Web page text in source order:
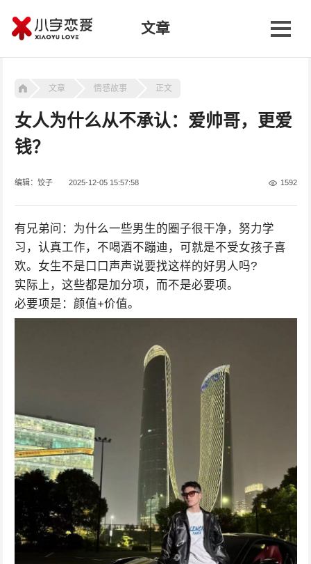
文章
文章 情感故事 正文
女人为什么从不承认：爱帅哥，更爱
钱？
编辑：饺子 2025-12-05 15:57:58 1592
有兄弟问：为什么一些男生的圈子很干净，努力学
习，认真工作，不喝酒不蹦迪，可就是不受女孩子喜
欢。女生不是口口声声说要找这样的好男人吗?
实际上，这些都是加分项，而不是必要项。
必要项是：颜值+价值。